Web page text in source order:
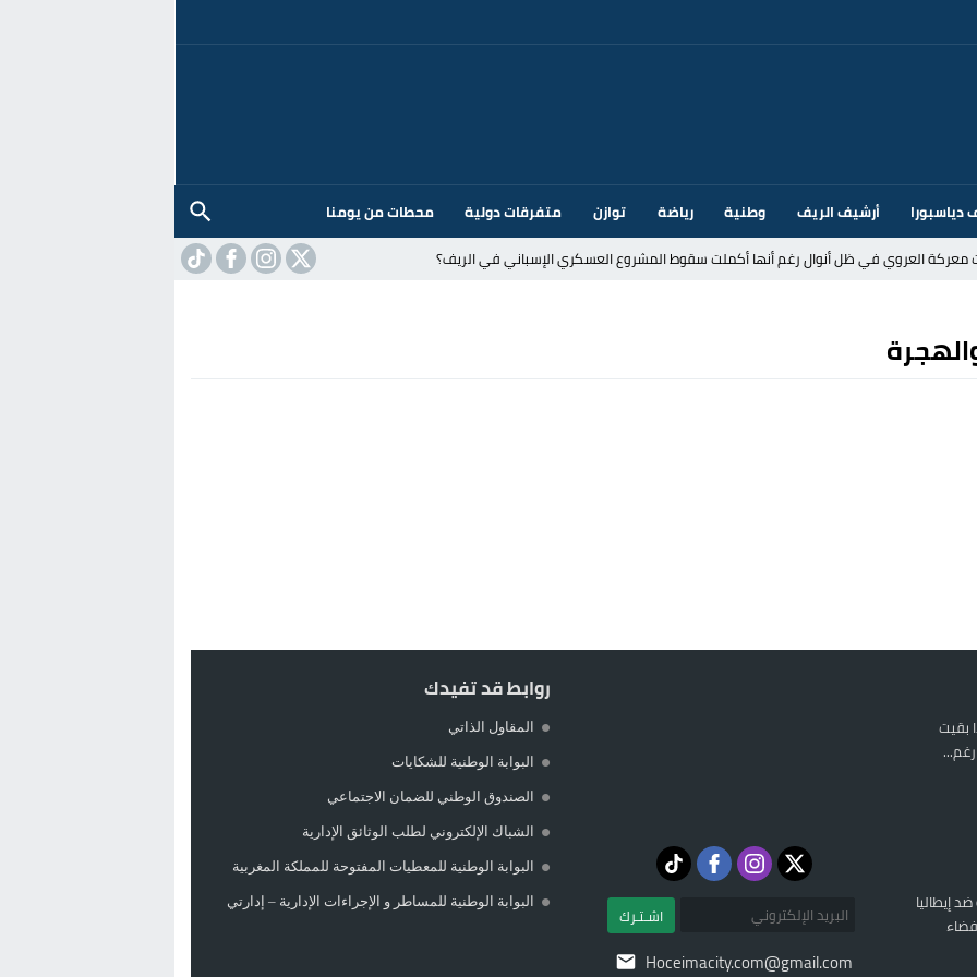
دياسبورا أرشيف الريف وطنية رياضة توازن متفرقات دولية
محطات من يومنا
معركة العروي في ظل أنوال رغم أنها أكملت سقوط المشروع العسكري الإسباني في الريف؟
بسبب الضوابط الحدودية في فضاء شنغن
بقيت
إيطاليا
اشـتـرك
Hoceimacity.com@gmail.com
روابط قد تفيدك
المقاول الذاتي
البوابة الوطنية للشكايات
الصندوق الوطني للضمان الاجتماعي
الشباك الإلكتروني لطلب الوثائق الإدارية
البوابة الوطنية للمعطيات المفتوحة للمملكة المغربية
البوابة الوطنية للمساطر و الإجراءات الإدارية – إدارتي